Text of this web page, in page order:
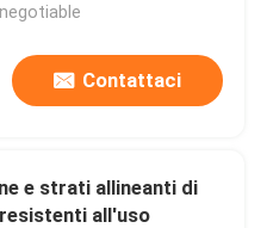
Contattaci
e strati allineanti di
all'uso